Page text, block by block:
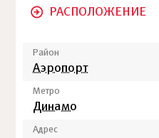
РАСПОЛОЖЕНИЕ
Район
Аэропорт
Метро
Динамо
Адрес